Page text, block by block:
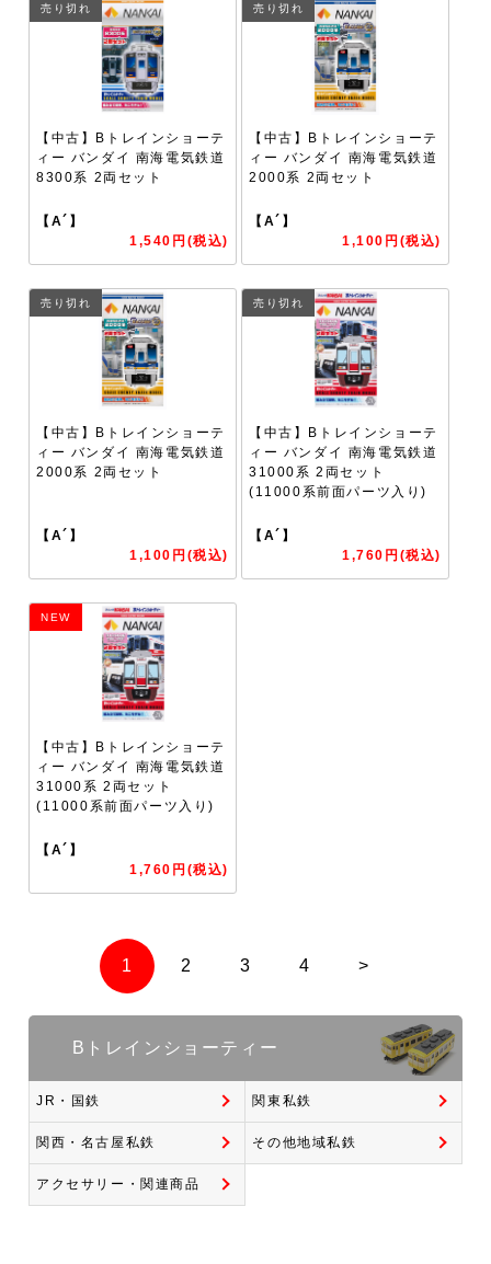
売り切れ
【中古】Bトレインショーテ
ィー バンダイ 南海電気鉄道
8300系 2両セット
【A´】
1,540円(税込)
売り切れ
【中古】Bトレインショーテ
ィー バンダイ 南海電気鉄道
2000系 2両セット
【A´】
1,100円(税込)
売り切れ
【中古】Bトレインショーテ
ィー バンダイ 南海電気鉄道
2000系 2両セット
【A´】
1,100円(税込)
売り切れ
【中古】Bトレインショーテ
ィー バンダイ 南海電気鉄道
31000系 2両セット
(11000系前面パーツ入り)
【A´】
1,760円(税込)
NEW
【中古】Bトレインショーテ
ィー バンダイ 南海電気鉄道
31000系 2両セット
(11000系前面パーツ入り)
【A´】
1,760円(税込)
1 2 3 4 >
Bトレインショーティー
JR・国鉄 関東私鉄
関西・名古屋私鉄 その他地域私鉄
アクセサリー・関連商品